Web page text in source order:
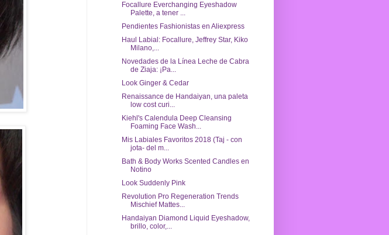
Focallure Everchanging Eyeshadow
Palette, a tener ...
Pendientes Fashionistas en Aliexpress
Haul Labial: Focallure, Jeffrey Star, Kiko
Milano,...
Novedades de la Línea Leche de Cabra
de Ziaja: ¡Pa...
Look Ginger & Cedar
Renaissance de Handaiyan, una paleta
low cost curi...
Kiehl's Calendula Deep Cleansing
Foaming Face Wash...
Mis Labiales Favoritos 2018 (Taj - con
jota- del m...
Bath & Body Works Scented Candles en
Notino
Look Suddenly Pink
Revolution Pro Regeneration Trends
Mischief Mattes...
Handaiyan Diamond Liquid Eyeshadow,
brillo, color,...